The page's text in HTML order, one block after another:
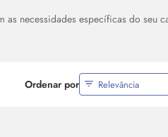
necessidades específicas do seu
Ordenar por